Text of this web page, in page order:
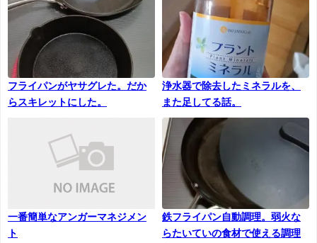
フライパンがヤサグレた。だか
らスキレットにした。
浄水器で除去したミネラルを、
また足してる話。
一番簡単なアンガーマネジメン
ト
鉄フライパン自動調理。弱火な
らたいていの食材で使える調理